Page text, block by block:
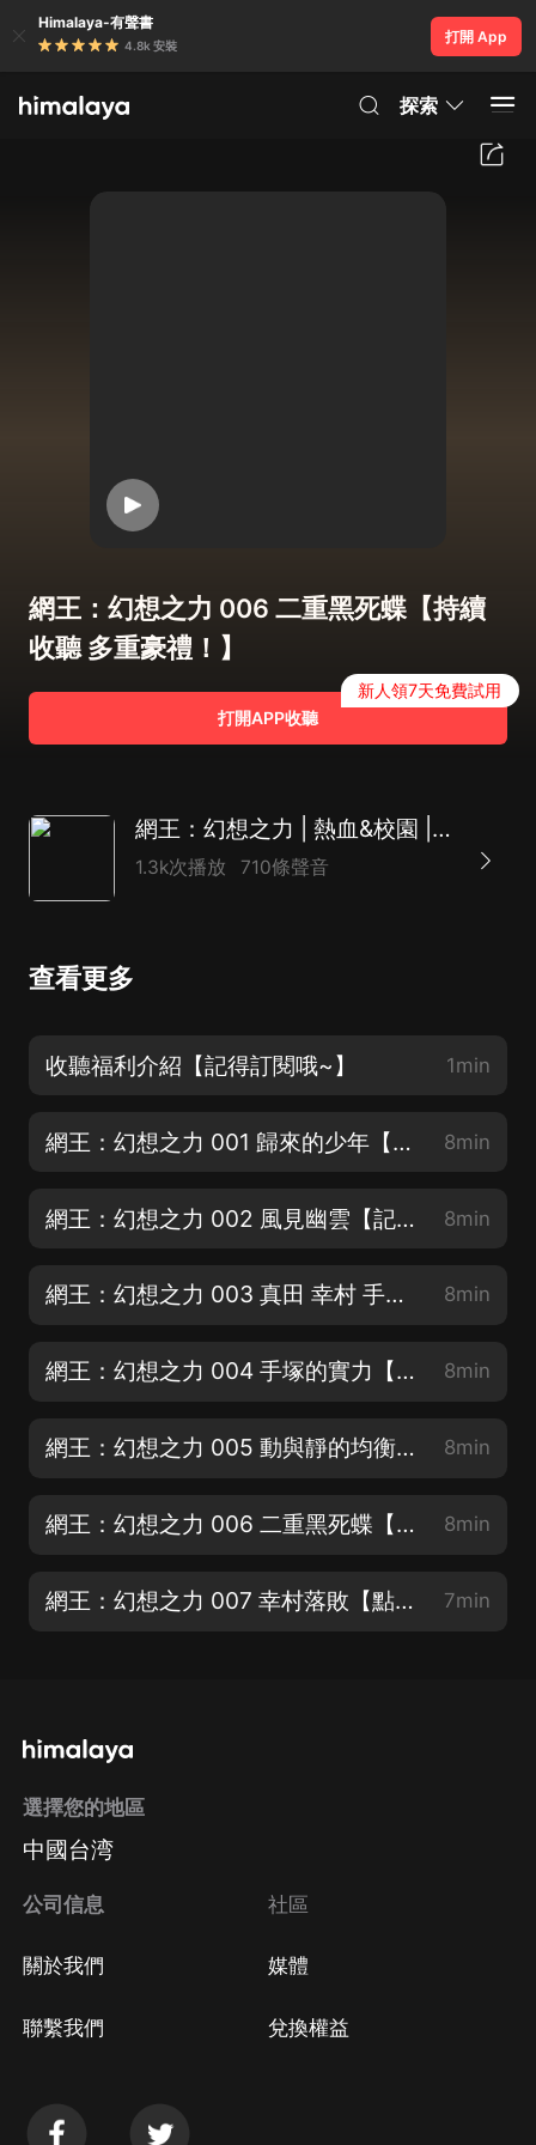
Himalaya-有聲書
4.8k 安裝
打開 App
探索
網王：幻想之力 006 二重黑死蝶【持續
收聽 多重豪禮！】
打開APP收聽
新人領7天免費試用
網王：幻想之力 | 熱血&校園 | 網球王子同人 | 精品多人有聲劇
1.3k次播放 710條聲音
查看更多
收聽福利介紹【記得訂閱哦~】 1min
網王：幻想之力 001 歸來的少年【持續追更 福利不斷！】 8min
網王：幻想之力 002 風見幽雲【記得訂閱+關注哦~】 8min
網王：幻想之力 003 真田 幸村 手塚【互動越多，中獎率越高】 8min
網王：幻想之力 004 手塚的實力【收聽時長最長者送精美手辦一套】 8min
網王：幻想之力 005 動與靜的均衡【持續收聽送手辦！】 8min
網王：幻想之力 006 二重黑死蝶【持續收聽 多重豪禮！】 8min
網王：幻想之力 007 幸村落敗【點讚 評論劇情中獎幾率更大哦】 7min
選擇您的地區
中國台湾
公司信息
關於我們
聯繫我們
社區
媒體
兌換權益